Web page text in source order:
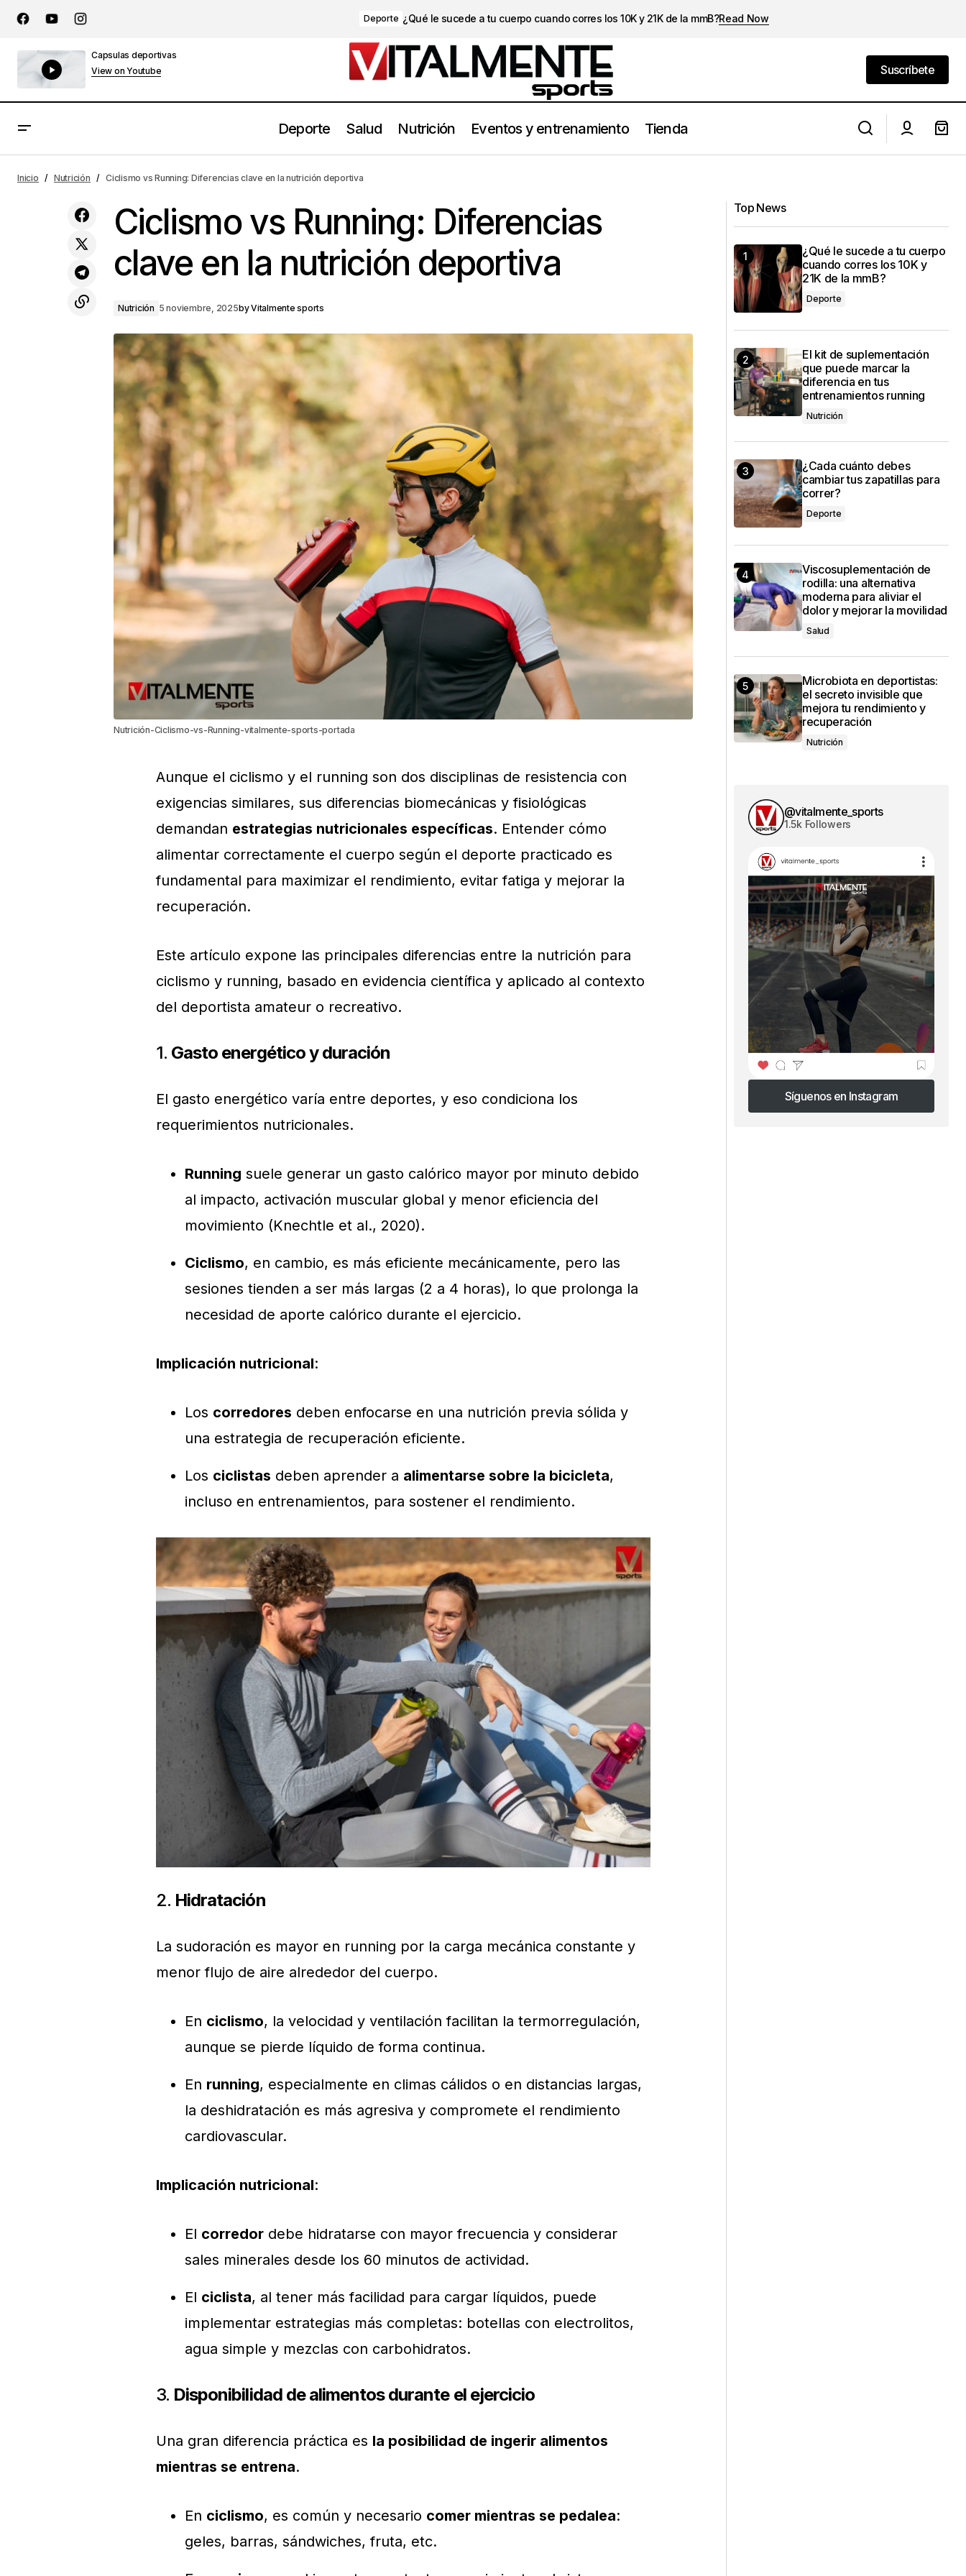
Deporte ¿Qué le sucede a tu cuerpo cuando corres los 10K y 21K de la mmB?Read Now
Capsulas deportivas
View on Youtube
Suscríbete
Deporte Salud Nutrición Eventos y entrenamiento Tienda
¿Por qué es importante realizarse una
Ergoespirometría en el deporte?
Nutrición Ciclismo vs Running: Diferencias clave en la nutrición deportiva
Inicio Nutrición Ciclismo vs Running: Diferencias clave en la nutrición deportiva
Ciclismo vs Running: Diferencias
clave en la nutrición deportiva
Nutrición 5 noviembre, 2025byVitalmente sports
Nutrición-Ciclismo-vs-Running-vitalmente-sports-portada
Aunque el ciclismo y el running son dos disciplinas de resistencia con
exigencias similares, sus diferencias biomecánicas y fisiológicas
demandan estrategias nutricionales específicas. Entender cómo
alimentar correctamente el cuerpo según el deporte practicado es
fundamental para maximizar el rendimiento, evitar fatiga y mejorar la
recuperación.
Este artículo expone las principales diferencias entre la nutrición para
ciclismo y running, basado en evidencia científica y aplicado al contexto
del deportista amateur o recreativo.
1. Gasto energético y duración
El gasto energético varía entre deportes, y eso condiciona los
requerimientos nutricionales.
Running suele generar un gasto calórico mayor por minuto debido
al impacto, activación muscular global y menor eficiencia del
movimiento (Knechtle et al., 2020).
Ciclismo, en cambio, es más eficiente mecánicamente, pero las
sesiones tienden a ser más largas (2 a 4 horas), lo que prolonga la
necesidad de aporte calórico durante el ejercicio.
Implicación nutricional:
Los corredores deben enfocarse en una nutrición previa sólida y
una estrategia de recuperación eficiente.
Los ciclistas deben aprender a alimentarse sobre la bicicleta,
incluso en entrenamientos, para sostener el rendimiento.
2. Hidratación
La sudoración es mayor en running por la carga mecánica constante y
menor flujo de aire alrededor del cuerpo.
En ciclismo, la velocidad y ventilación facilitan la termorregulación,
aunque se pierde líquido de forma continua.
En running, especialmente en climas cálidos o en distancias largas,
la deshidratación es más agresiva y compromete el rendimiento
cardiovascular.
Implicación nutricional:
El corredor debe hidratarse con mayor frecuencia y considerar
sales minerales desde los 60 minutos de actividad.
El ciclista, al tener más facilidad para cargar líquidos, puede
implementar estrategias más completas: botellas con electrolitos,
agua simple y mezclas con carbohidratos.
3. Disponibilidad de alimentos durante el ejercicio
Una gran diferencia práctica es la posibilidad de ingerir alimentos
mientras se entrena.
En ciclismo, es común y necesario comer mientras se pedalea:
geles, barras, sándwiches, fruta, etc.
Top News
¿Qué le sucede a tu cuerpo
cuando corres los 10K y
21K de la mmB?
Deporte
El kit de suplementación
que puede marcar la
diferencia en tus
entrenamientos running
Nutrición
¿Cada cuánto debes
cambiar tus zapatillas para
correr?
Deporte
Viscosuplementación de
rodilla: una alternativa
moderna para aliviar el
dolor y mejorar la movilidad
Salud
Microbiota en deportistas:
el secreto invisible que
mejora tu rendimiento y
recuperación
Nutrición
@vitalmente_sports
1.5k Followers
Síguenos en Instagram
Síguenos en Instagram